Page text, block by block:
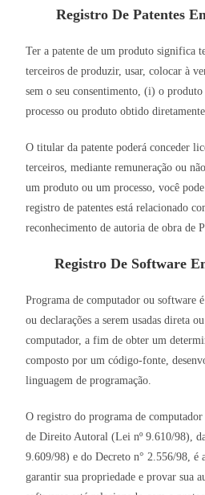
Registro De Patentes
Ter a patente de um produto significa
terceiros de produzir, usar, colocar à
sem o seu consentimento, (i) o
processo ou produto obtido
O titular da patente poderá conceder
terceiros, mediante remuneração ou
um produto ou um processo, você
registro de patentes está relacionado
reconhecimento de autoria de obra de
Registro De Software
Programa de computador ou software
ou declarações a serem usadas direta
computador, a fim de obter um
composto por um código-fonte,
linguagem de programação.
O registro do programa de
de Direito Autoral (Lei nº 9.610/98),
9.609/98) e do Decreto n° 2.556/98, é
garantir sua propriedade e provar sua